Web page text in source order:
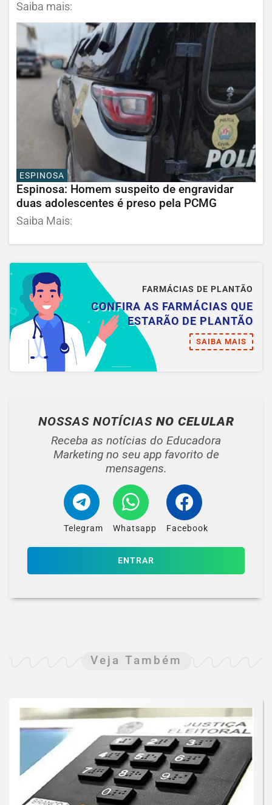
Saiba mais:
ESPINOSA
Espinosa: Homem suspeito de engravidar
duas adolescentes é preso pela PCMG
Saiba Mais:
FARMÁCIAS DE PLANTÃO
CONFIRA AS FARMÁCIAS QUE
ESTARÃO DE PLANTÃO
SAIBA MAIS
NOSSAS NOTÍCIAS NO CELULAR
Receba as notícias do Educadora
Marketing no seu app favorito de
mensagens.
Telegram Whatsapp Facebook
ENTRAR
Veja Também